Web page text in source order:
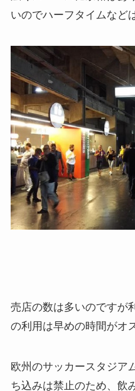
いのでハーフタイムなど
売店の数は多いのですが
の利用は早めの時間がオ
欧州のサッカースタジア
ち込みは禁止のため、飲